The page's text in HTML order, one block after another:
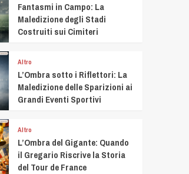
Fantasmi in Campo: La
Maledizione degli Stadi
Costruiti sui Cimiteri
Altro
L’Ombra sotto i Riflettori: La
Maledizione delle Sparizioni ai
Grandi Eventi Sportivi
Altro
L’Ombra del Gigante: Quando
il Gregario Riscrive la Storia
del Tour de France